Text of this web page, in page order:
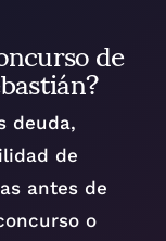
de
deuda,
de
antes de
o